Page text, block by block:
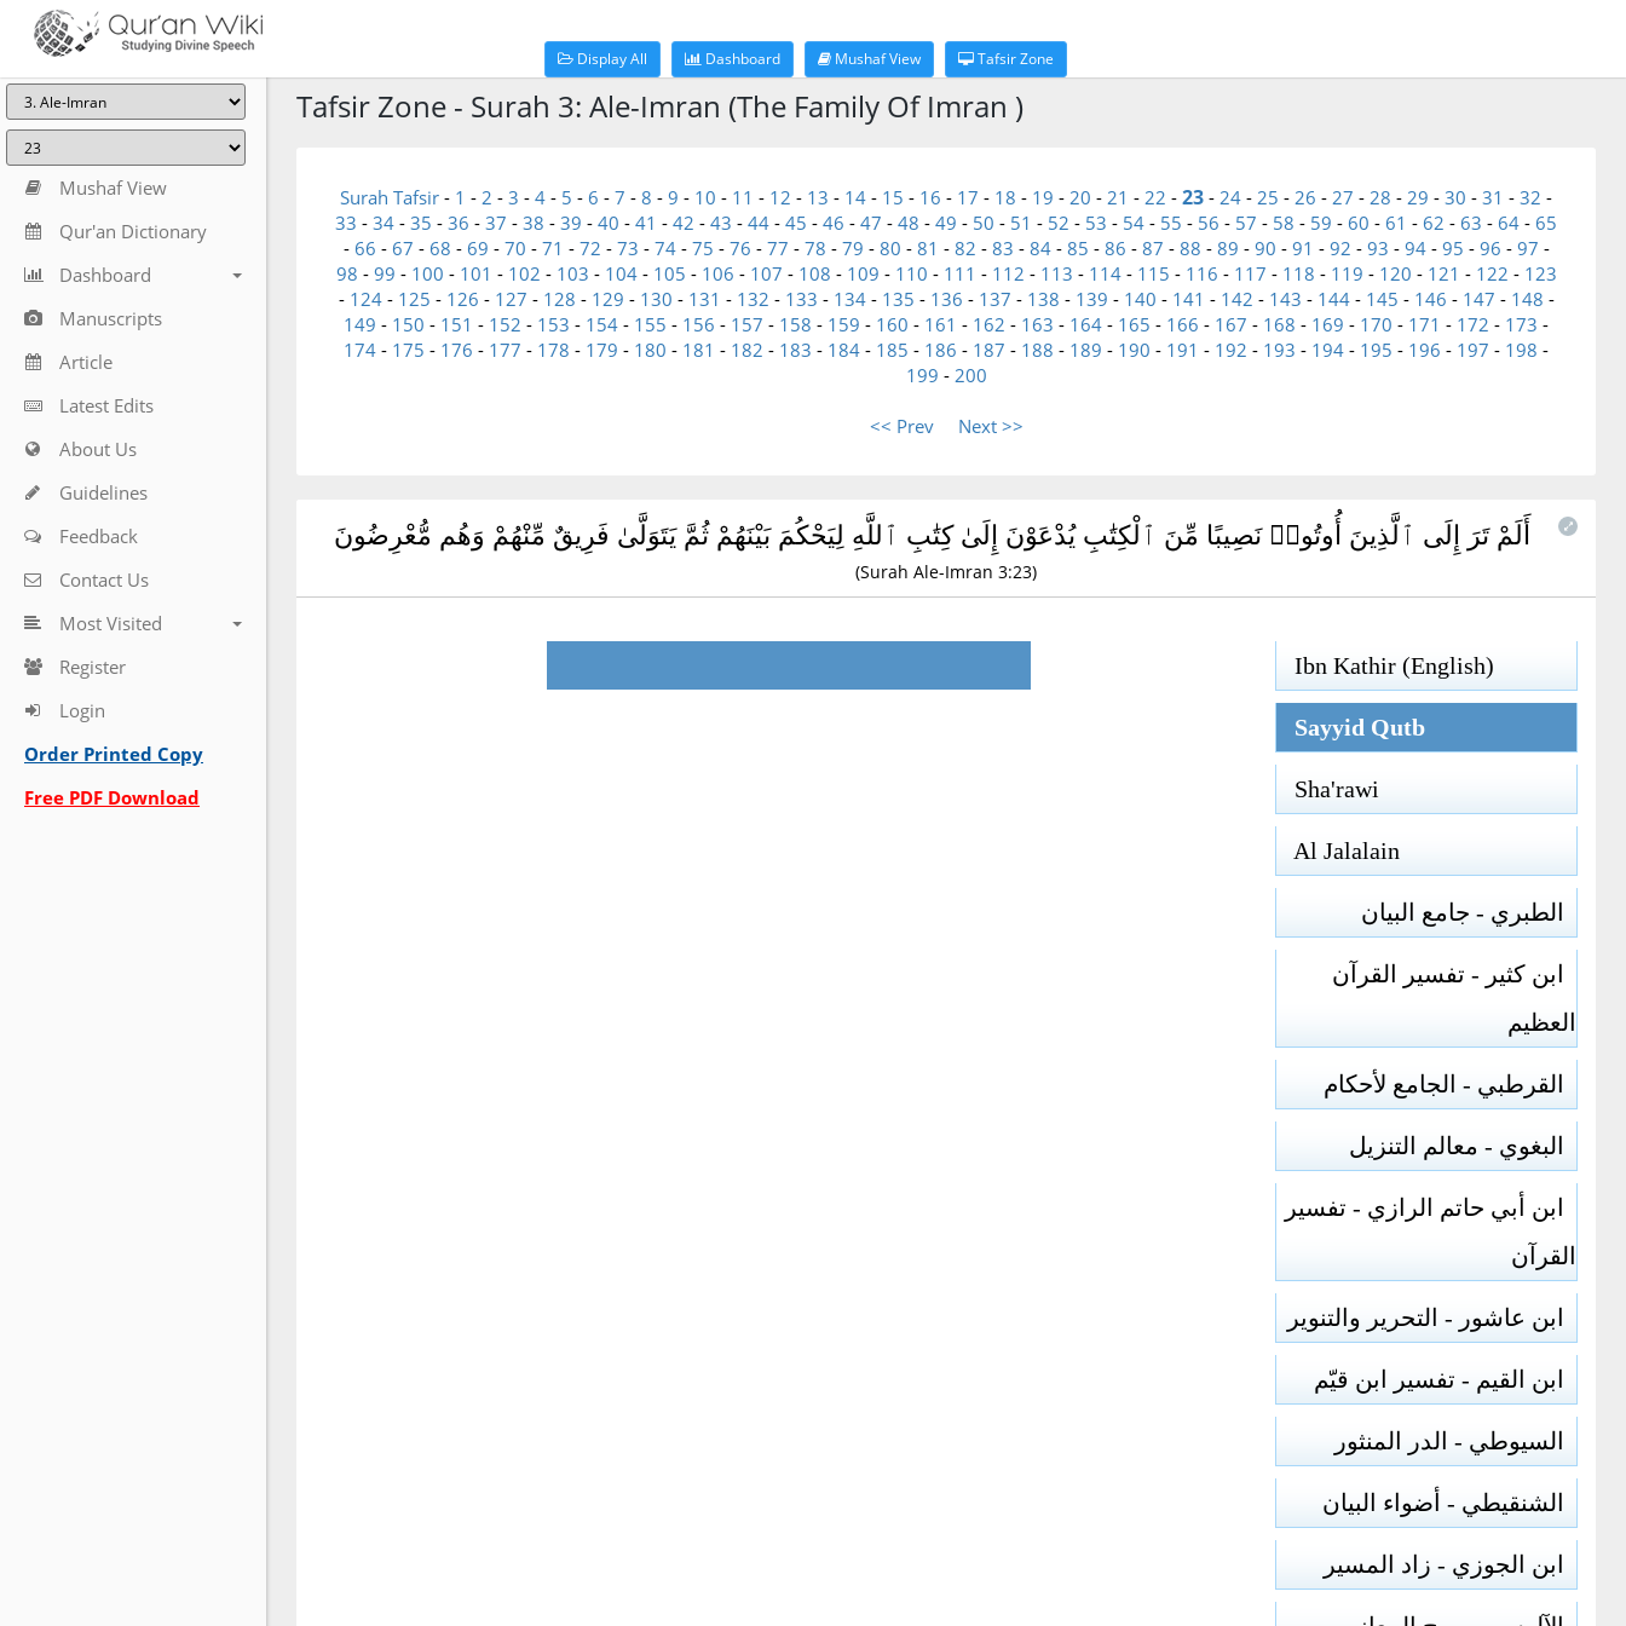
Display All Dashboard Mushaf View Tafsir Zone
Mushaf View
Qur'an Dictionary
Dashboard
Manuscripts
Article
Latest Edits
About Us
Guidelines
Feedback
Contact Us
Most Visited
Register
Login
Order Printed Copy
Free PDF Download
Tafsir Zone - Surah 3: Ale-Imran (The Family Of Imran )
Surah Tafsir - 1 - 2 - 3 - 4 - 5 - 6 - 7 - 8 - 9 - 10 - 11 - 12 - 13 - 14 - 15 - 16 - 17 - 18 - 19 - 20 - 21 - 22 - 23 - 24 - 25 - 26 - 27 - 28 - 29 - 30 - 31 - 32 -
33 - 34 - 35 - 36 - 37 - 38 - 39 - 40 - 41 - 42 - 43 - 44 - 45 - 46 - 47 - 48 - 49 - 50 - 51 - 52 - 53 - 54 - 55 - 56 - 57 - 58 - 59 - 60 - 61 - 62 - 63 - 64 - 65
- 66 - 67 - 68 - 69 - 70 - 71 - 72 - 73 - 74- 75 - 76 - 77 - 78 - 79 - 80 - 81 - 82 - 83 - 84- 85 - 86 - 87 - 88 - 89 - 90 - 91 - 92 - 93 - 94- 95 - 96 - 97 -
98 - 99 - 100 - 101 - 102 - 103 - 104- 105 - 106 - 107 - 108 - 109 - 110 - 111 - 112 - 113 - 114- 115 - 116 - 117 - 118 - 119 - 120 - 121 - 122 - 123
- 124- 125 - 126 - 127 - 128 - 129 - 130 - 131 - 132 - 133 - 134- 135 - 136 - 137 - 138 - 139 - 140 - 141 - 142 - 143 - 144- 145 - 146 - 147 - 148 -
149 - 150 - 151 - 152 - 153 - 154 - 155 - 156 - 157 - 158 - 159 - 160 - 161 - 162 - 163 - 164 - 165 - 166 - 167 - 168 - 169 - 170 - 171 - 172 - 173 -
174 - 175 - 176 - 177 - 178 - 179 - 180 - 181 - 182 - 183 - 184 - 185 - 186 - 187 - 188 - 189 - 190 - 191 - 192 - 193 - 194 - 195 - 196 - 197 - 198 -
199 - 200
<< Prev Next >>
أَلَمْ تَرَ إِلَى ٱلَّذِينَ أُوتُوا۟ نَصِيبًا مِّنَ ٱلْكِتَٰبِ يُدْعَوْنَ إِلَىٰ كِتَٰبِ ٱللَّهِ لِيَحْكُمَ بَيْنَهُمْ ثُمَّ يَتَوَلَّىٰ فَرِيقٌ مِّنْهُمْ وَهُم مُّعْرِضُونَ
(Surah Ale-Imran 3:23)
Ibn Kathir (English)
Sayyid Qutb
Sha'rawi
Al Jalalain
الطبري - جامع البيان
ابن كثير - تفسير القرآن
العظيم
القرطبي - الجامع لأحكام
البغوي - معالم التنزيل
ابن أبي حاتم الرازي - تفسير
القرآن
ابن عاشور - التحرير والتنوير
ابن القيم - تفسير ابن قيّم
السيوطي - الدر المنثور
الشنقيطي - أضواء البيان
ابن الجوزي - زاد المسير